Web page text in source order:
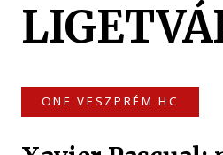
ONE VESZPRÉM HC